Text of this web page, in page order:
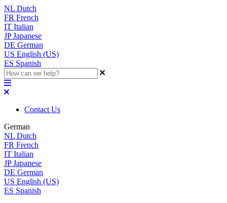
NL Dutch
FR French
IT Italian
JP Japanese
DE German
US English (US)
ES Spanish
Contact Us
German
NL Dutch
FR French
IT Italian
JP Japanese
DE German
US English (US)
ES Spanish